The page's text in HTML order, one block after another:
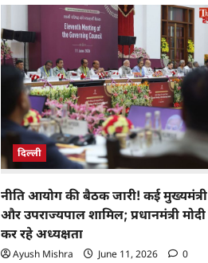
दिल्ली
नीति आयोग की बैठक जारी! कई मुख्यमंत्री
और उपराज्यपाल शामिल; प्रधानमंत्री मोदी
कर रहे अध्यक्षता
Ayush Mishra June 11, 2026 0